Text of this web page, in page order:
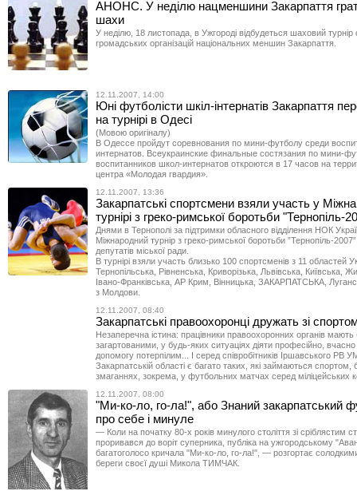
АНОНС. У неділю нацменшини Закарпаття
шахи
У неділю, 18 листопада, в Ужгороді відбудеться шаховий
громадських організацій національних меншин Закарпаття.
12.11.2007, 14:00
Юні футболісти шкіл-інтернатів Закарпаття
на турнірі в Одесі
(Мовою оригіналу)
В Одессе пройдут соревнования по мини-футболу среди
интернатов. Всеукраинские финальные состязания по мини-
воспитанников школ-интернатов откроются в 17 часов на
центра «Молодая гвардия».
12.11.2007, 13:36
Закарпатські спортсмени взяли участь у
турнірі з греко-римської боротьби "Тернопіль-
Днями в Тернополі за підтримки обласного відділення НОК
Міжнародний турнір з греко-римської боротьби ”Тернопіль-
депутатів міської ради.
В турнірі взяли участь близько 100 спортсменів з 11 областей
Тернопільська, Рівненська, Криворізька, Львівська, Київська,
Івано-Франківська, АР Крим, Вінницька, ЗАКАРПАТСЬКА,
з Молдови.
12.11.2007, 08:40
Закарпатські правоохоронці дружать зі
Незаперечна істина: працівники правоохоронних органів мають
загартованими, у будь-яких ситуаціях діяти професійно,
допомогу потерпілим... І серед співробітників Іршавського РВ
Закарпатській області є багато таких, які займаються спортом,
змаганнях, зокрема, у футбольних матчах серед міліцейських
12.11.2007, 08:00
"Ми-ко-ло, го-ла!", або Знаний закарпатський
про себе і минуле
— Коли на початку 80-х років минулого століття зі сріблястим
проривався до воріт суперника, публіка на ужгородському
багатоголосо кричала "Ми-ко-ло, го-ла!", — розгортає
береги своєї душі Микола ТИМЧАК.